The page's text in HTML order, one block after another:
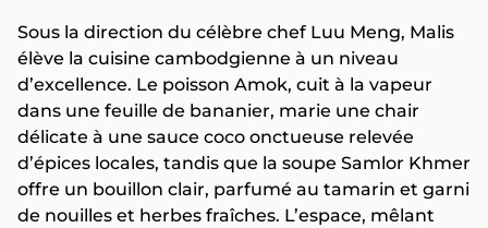
Sous la direction du célèbre chef Luu Meng, Malis
élève la cuisine cambodgienne à un niveau
d’excellence. Le poisson Amok, cuit à la vapeur
dans une feuille de bananier, marie une chair
délicate à une sauce coco onctueuse relevée
d’épices locales, tandis que la soupe Samlor Khmer
offre un bouillon clair, parfumé au tamarin et garni
de nouilles et herbes fraîches. L’espace, mêlant